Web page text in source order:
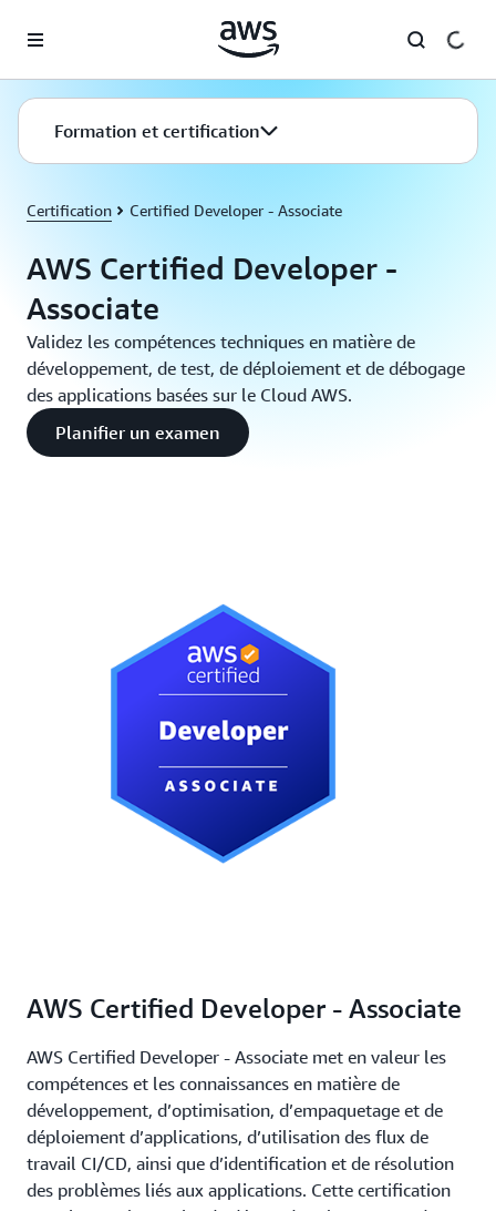
Formation et certification
Certification Certified Developer - Associate
AWS Certified Developer -
Associate
Validez les compétences techniques en matière de
développement, de test, de déploiement et de débogage
des applications basées sur le Cloud AWS.
Planifier un examen
AWS Certified Developer - Associate
AWS Certified Developer - Associate met en valeur les
compétences et les connaissances en matière de
développement, d’optimisation, d’empaquetage et de
déploiement d’applications, d’utilisation des flux de
travail CI/CD, ainsi que d’identification et de résolution
des problèmes liés aux applications. Cette certification